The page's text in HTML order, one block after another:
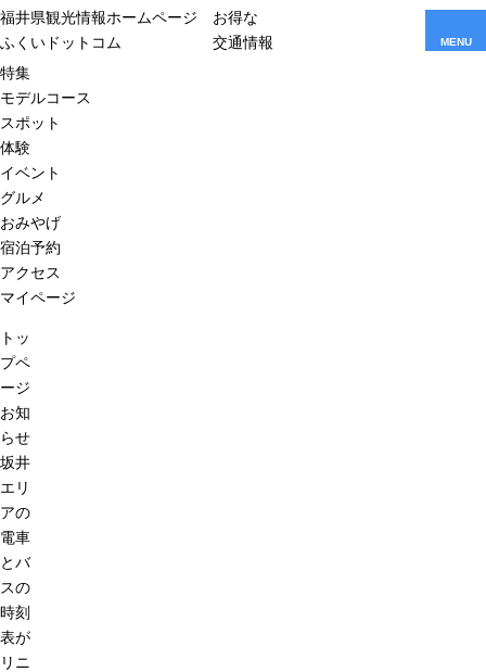
福井県観光情報ホームページ
ふくいドットコム
お得な
交通情報
MENU
特集
モデルコース
スポット
体験
イベント
グルメ
おみやげ
宿泊予約
アクセス
マイページ
トッ
プペ
ージ
お知
らせ
坂井
エリ
アの
電車
とバ
スの
時刻
表が
リニ